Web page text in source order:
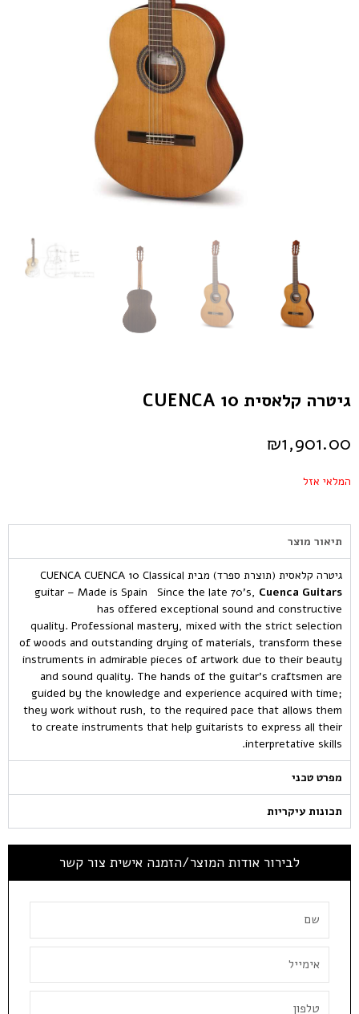
גיטרה קלאסית CUENCA 10
₪1,901.00
המלאי אזל
תיאור מוצר
גיטרה קלאסית (תוצרת ספרד) מבית CUENCA CUENCA 10 Classical
guitar – Made is Spain Since the late 70’s, Cuenca Guitars
has offered exceptional sound and constructive
quality. Professional mastery, mixed with the strict selection
of woods and outstanding drying of materials, transform these
instruments in admirable pieces of artwork due to their beauty
and sound quality. The hands of the guitar’s craftsmen are
guided by the knowledge and experience acquired with time;
they work without rush, to the required pace that allows them
to create instruments that help guitarists to express all their
interpretative skills.
מפרט טכני
תכונות עיקריות
לבירור אודות המוצר/הזמנה אישית צור קשר